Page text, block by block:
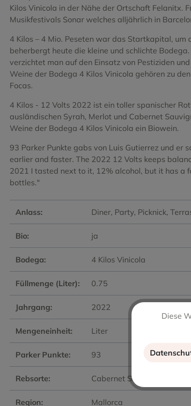
Tempranillo
Verdejo
Viognier
Kilos Vinicola in der Nähe der Ortschaft Felanitx.
Musikfestivals Sonar welches alljährlich in
4 Kilos – 4 Mio. Peseten war das Startkapital,
beherbergt heute die kleine und schlichte
verzichtet man auf den Einsatz von Pestiziden
Weine der Bodega 4 Kilos Vinicola gehören zu
Focas.
4 Kilos - 12 Volts 2022 ist ein toller spanischer
ausländischen Syrah, Merlot und Cabernet
Weine der Bodega 4 Kilos Vinicola ein Biowein.
93 Parker Punkte gabs von Luis Gutierrez und
earlier and faster. The 2022 12 Volts keeps
2021 I tasted next to it, 12% alcohol, but it has a
bottles."
Anlass: Diner, Party, Picknick,
Bio: ja
Bodega: 4 Kilos Vinicola
Füllmenge (Liter): 0.75
Jahrgang: 2022
Mengeneinheit: Liter
Parker Punkte: 93
Rebsorte: Cabernet Sauvignon
Region: Mallorca
Diese